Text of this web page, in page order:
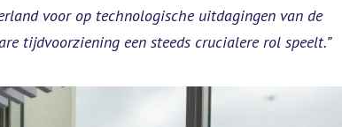
voor op technologische uitdagingen van de
tijdvoorziening een steeds crucialere rol speelt.”